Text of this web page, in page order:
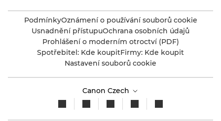
PodmínkyOznámení o používání souborů cookie
Usnadnění přístupuOchrana osobních údajů
Prohlášení o moderním otroctví (PDF)
Spotřebitel: Kde koupitFirmy: Kde koupit
Nastavení souborů cookie
Canon Czech